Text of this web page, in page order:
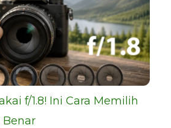
f/1.8! Ini Cara Memilih